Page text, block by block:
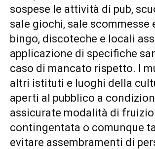
sospese le attività di pub,
sale giochi, sale scommesse
bingo, discoteche e locali
applicazione di specifiche
caso di mancato rispetto. I
altri istituti e luoghi della
aperti al pubblico a
assicurate modalità di
contingentata o comunque
evitare assembramenti di